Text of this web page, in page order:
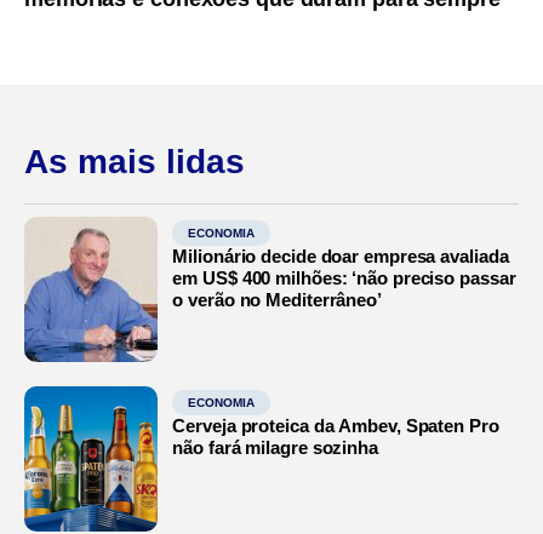
As mais lidas
ECONOMIA
Milionário decide doar empresa avaliada
em US$ 400 milhões: ‘não preciso passar
o verão no Mediterrâneo’
ECONOMIA
Cerveja proteica da Ambev, Spaten Pro
não fará milagre sozinha